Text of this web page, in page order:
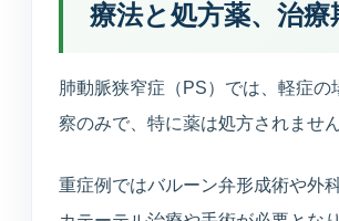
療法と処方薬、治療
肺動脈狭窄症（PS）では、軽症の
察のみで、特に薬は処方されません
重症例ではバルーン弁形成術や外